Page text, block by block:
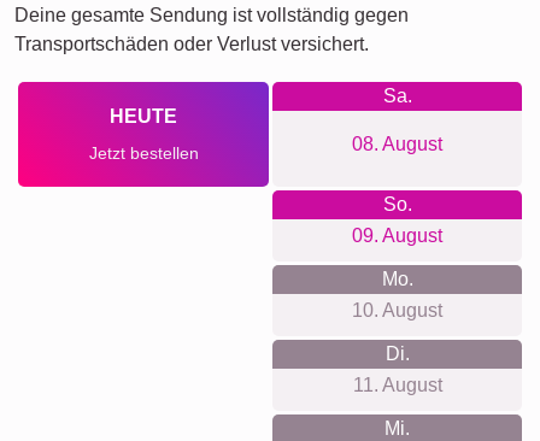
Deine gesamte Sendung ist vollständig gegen
Transportschäden oder Verlust versichert.
HEUTE
Jetzt bestellen
Sa.
08. August
So.
09. August
Mo.
10. August
Di.
11. August
Mi.